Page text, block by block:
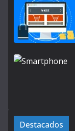
Destacados